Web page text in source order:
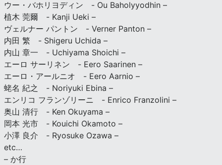
ウー・バホリヨディン - Ou Baholyyodhin –
植木 莞爾 - Kanji Ueki –
ヴェルナー パントン - Verner Panton –
内田 繁 - Shigeru Uchida –
内山 章一 - Uchiyama Shoichi –
エーロ サーリネン - Eero Saarinen –
エーロ・アールニオ - Eero Aarnio –
蛯名 紀之 - Noriyuki Ebina –
エンリコ フランゾリーニ - Enrico Franzolini –
奥山 清行 - Ken Okuyama –
岡本 光市 - Kouichi Okamoto –
小澤 良介 - Ryosuke Ozawa –
etc…
– か行